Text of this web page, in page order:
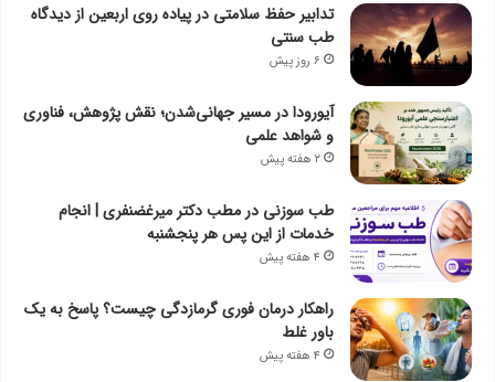
تدابیر حفظ سلامتی در پیاده روی اربعین از دیدگاه
طب سنتی
۶ روز پیش
آیورودا در مسیر جهانی‌شدن؛ نقش پژوهش، فناوری
و شواهد علمی
۲ هفته پیش
طب سوزنی در مطب دکتر میرغضنفری | انجام
خدمات از این پس هر پنجشنبه
۴ هفته پیش
راهکار درمان فوری گرمازدگی چیست؟ پاسخ به یک
باور غلط
۴ هفته پیش